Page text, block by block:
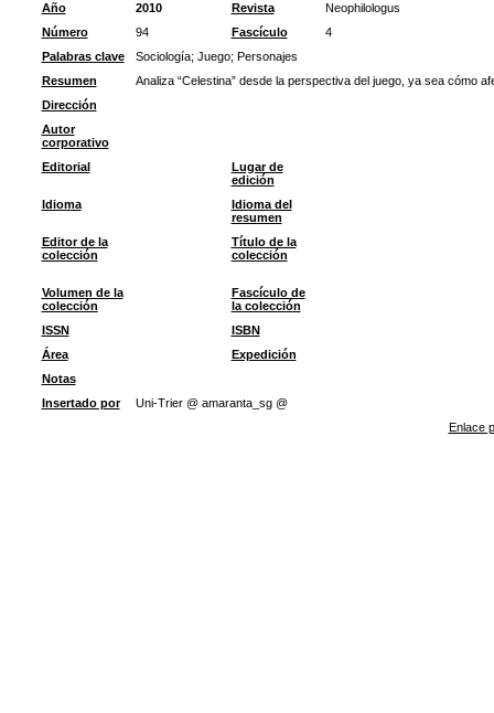
Año
2010 Revista
Neophilologus
Número
94 Fascículo
4
Palabras clave
Sociología; Juego; Personajes
Resumen
Analiza “Celestina” desde la perspectiva del juego, ya sea cómo
Dirección
Autor
corporativo
Editorial
Lugar de
edición
Idioma
Idioma del
resumen
Editor de la
colección
Título de la
colección
Volumen de la
colección
Fascículo de
la colección
ISSN
ISBN
Área
Expedición
Notas
Insertado por
Uni-Trier @ amaranta_sg @
Enlace